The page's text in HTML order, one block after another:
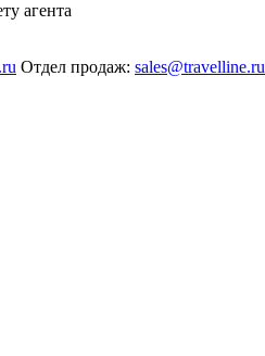
агента
Отдел продаж: sales@travelline.ru